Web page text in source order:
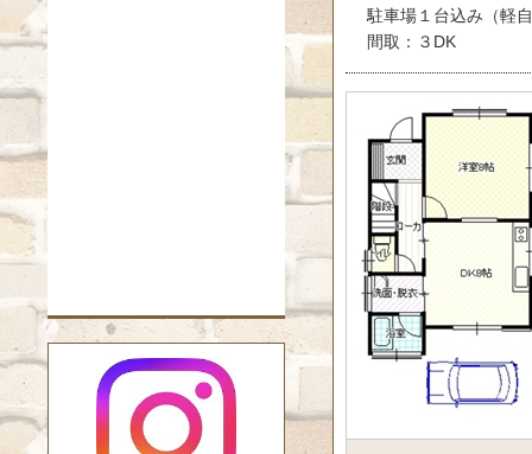
駐車場１台込み（軽
間取：３DK